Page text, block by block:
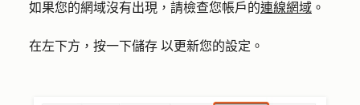
如果您的網域沒有出現，請檢查您帳戶的連線網域 。
在左下方，按一下儲存 以更新您的設定。